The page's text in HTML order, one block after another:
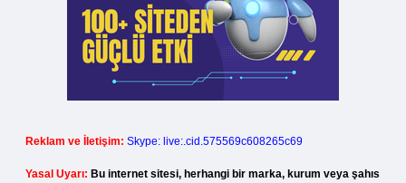
Reklam ve İletişim: Skype: live:.cid.575569c608265c69
Yasal Uyarı: Bu internet sitesi, herhangi bir marka, kurum veya şahıs